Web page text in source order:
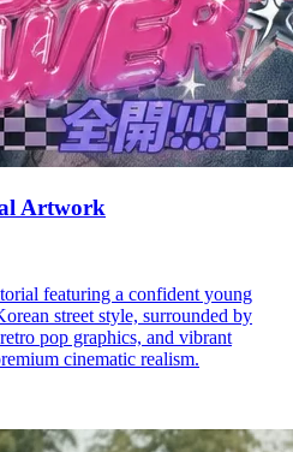
Artwork
featuring a confident young
street style, surrounded by
pop graphics, and vibrant
cinematic realism.